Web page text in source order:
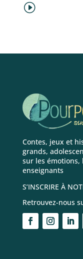
Contes, jeux et
grands,
sur les
enseignants
S’INSCRIRE À
Retrouvez-nous